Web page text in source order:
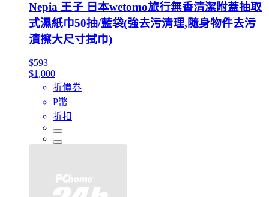
Nepia 王子 日本wetomo旅行無香清潔附蓋抽取
式濕紙巾50抽/藍袋(強去污清理,隨身物件去污
漬擦大尺寸拭巾)
$593
$1,000
折價券
P幣
折扣